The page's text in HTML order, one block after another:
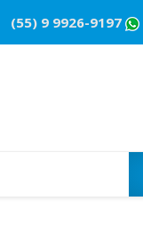
(55) 9 9926-9197